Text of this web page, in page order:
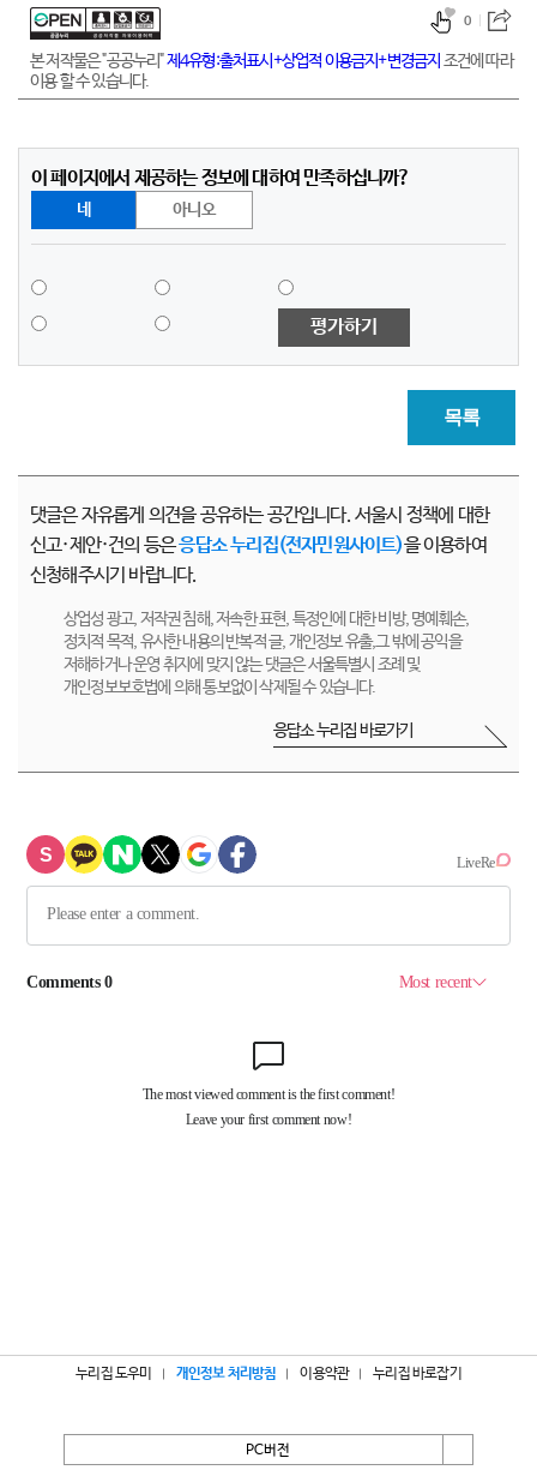
본 저작물은 "공공누리"제4유형:출처표시+상업적 이용금지+변경금지 조건에 따라
이용 할 수 있습니다.
0
이 페이지에서 제공하는 정보에 대하여 만족하십니까?
네 아니오
평가하기
목록
댓글은 자유롭게 의견을 공유하는 공간입니다. 서울시 정책에 대한
신고·제안·건의 등은응답소 누리집(전자민원사이트)을 이용하여
신청해주시기 바랍니다.
상업성 광고, 저작권 침해, 저속한 표현, 특정인에 대한 비방, 명예훼손,
정치적 목적, 유사한 내용의 반복적 글, 개인정보 유출,그 밖에 공익을
저해하거나 운영 취지에 맞지 않는 댓글은 서울특별시 조례 및
개인정보보호법에 의해 통보없이 삭제될 수 있습니다.
응답소 누리집 바로가기
누리집 도우미 개인정보 처리방침 이용약관 누리집 바로잡기
PC버전